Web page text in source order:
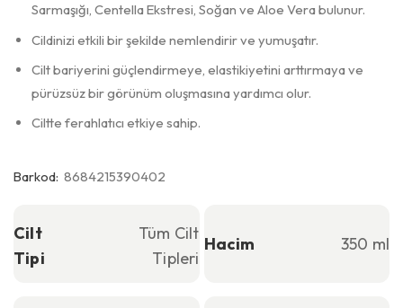
Sarmaşığı, Centella Ekstresi, Soğan ve Aloe Vera bulunur.
Cildinizi etkili bir şekilde nemlendirir ve yumuşatır.
Cilt bariyerini güçlendirmeye, elastikiyetini arttırmaya ve
pürüzsüz bir görünüm oluşmasına yardımcı olur.
Ciltte ferahlatıcı etkiye sahip.
Barkod: 8684215390402
Cilt
Tipi
Tüm Cilt
Tipleri
Hacim 350 ml